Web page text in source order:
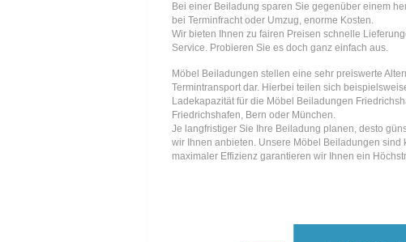
Bei einer Beiladung sparen Sie gegenüber einem
bei Terminfracht oder Umzug, enorme Kosten.
Wir bieten Ihnen zu fairen Preisen schnelle
Service. Probieren Sie es doch ganz einfach aus.
Möbel Beiladungen stellen eine sehr preiswerte
Termintransport dar. Hierbei teilen sich
Ladekapazität für die Möbel Beiladungen
Friedrichshafen, Bern oder München.
Je langfristiger Sie Ihre Beiladung planen, desto
wir Ihnen anbieten. Unsere Möbel Beiladungen sind
maximaler Effizienz garantieren wir Ihnen ein